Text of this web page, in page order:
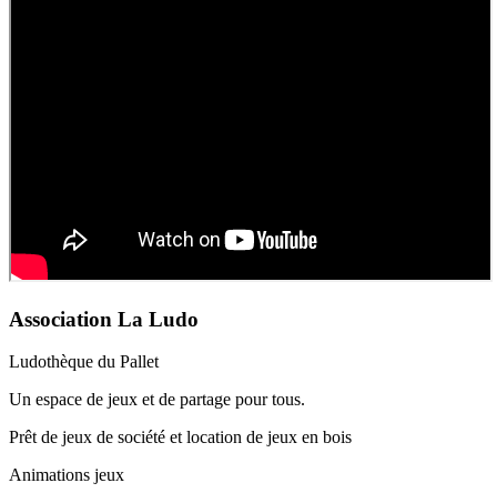
Association La Ludo
Ludothèque du Pallet
Un espace de jeux et de partage pour tous.
Prêt de jeux de société et location de jeux en bois
Animations jeux